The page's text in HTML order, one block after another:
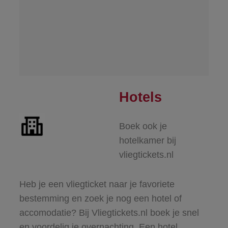
Hotels
Boek ook je
hotelkamer bij
vliegtickets.nl
Heb je een vliegticket naar je favoriete
bestemming en zoek je nog een hotel of
accomodatie? Bij Vliegtickets.nl boek je snel